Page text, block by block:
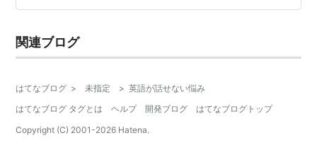
🌐 この記事を書いた人：こっそり（プロフィール・まと
こまでも和風な僕の、ちぐはぐ留学物語とセルフ留学の
ススメ 中学…
関連ブログ
はてなブログ > 未指定 > 英語が話せない悩み
はてなブログ タグとは
ヘルプ 開発ブログ
はてなブログトップ
Copyright (C) 2001-2026 Hatena.